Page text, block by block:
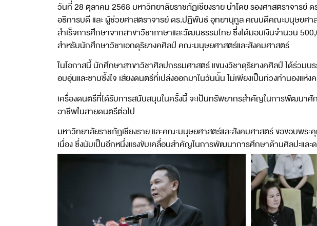
วันที่ 28 ตุลาคม 2568 มหาวิทยาลัยราชภัฏเชียงราย นำโดย รองศาสตราจาร
อธิการบดี และ ผู้ช่วยศาสตราจารย์ ดร.ปฏิพันธ์ อุทยานุกูล คณบดีคณะมนุษยศา
สำเร็จการศึกษาจากสาขาวิชาภาษาและวัฒนธรรมไทย ซึ่งได้มอบเงินจำนวน
สำหรับนักศึกษาวิชาเอกดุริยางคศิลป์ คณะมนุษยศาสตร์และสังคมศาสตร์
ในโอกาสนี้ นักศึกษาสาขาวิชาศิลปกรรมศาสตร์ แขนงวิชาดุริยางคศิลป์ ได้ร่วมบ
อบอุ่นและซาบซึ้งใจ เสียงดนตรีที่เปล่งออกมาในวันนั้น ไม่เพียงเป็นท่วงทำนอง
เครื่องดนตรีที่ได้รับการสนับสนุนในครั้งนี้ จะเป็นทรัพยากรสำคัญในการพัฒนาศัก
อาชีพในสายดนตรีต่อไป
มหาวิทยาลัยราชภัฏเชียงราย และคณะมนุษยศาสตร์และสังคมศาสตร์ ขอขอบพ
เนื่อง ซึ่งนับเป็นอีกหนึ่งแรงขับเคลื่อนสำคัญในการพัฒนาการศึกษาด้านศิลปะและ